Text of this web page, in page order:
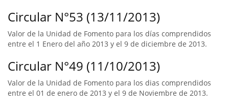
Circular N°53 (13/11/2013)
Valor de la Unidad de Fomento para los días comprendidos
entre el 1 Enero del año 2013 y el 9 de diciembre de 2013.
Circular N°49 (11/10/2013)
Valor de la Unidad de Fomento para los dias comprendidos
entre el 01 de enero de 2013 y el 9 de Noviembre de 2013.